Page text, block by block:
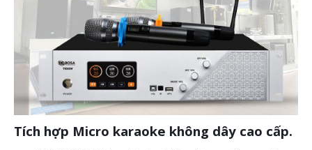
Tích hợp Micro karaoke không dây cao cấp.